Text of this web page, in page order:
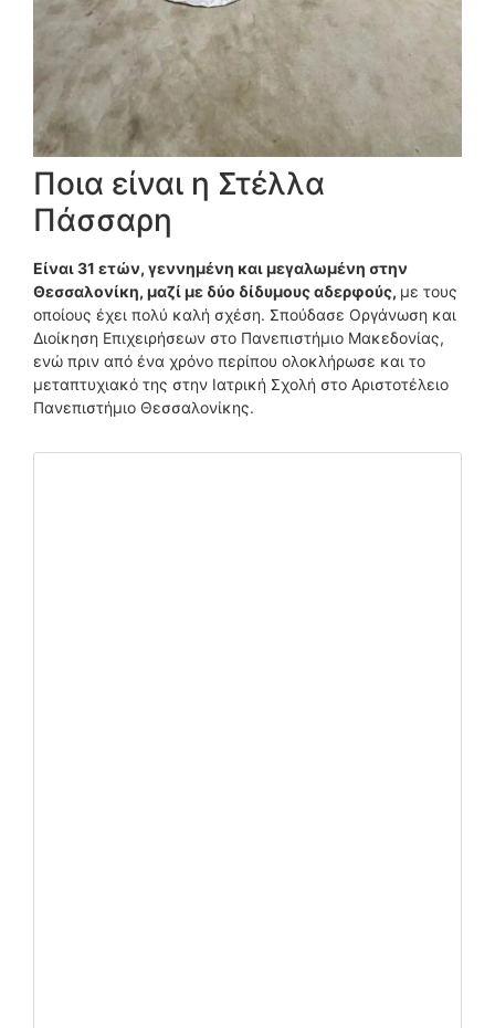
Ποια είναι η Στέλλα
Πάσσαρη
Είναι 31 ετών, γεννημένη και μεγαλωμένη στην
Θεσσαλονίκη, μαζί με δύο δίδυμους αδερφούς, με τους
οποίους έχει πολύ καλή σχέση. Σπούδασε Οργάνωση και
Διοίκηση Επιχειρήσεων στο Πανεπιστήμιο Μακεδονίας,
ενώ πριν από ένα χρόνο περίπου ολοκλήρωσε και το
μεταπτυχιακό της στην Ιατρική Σχολή στο Αριστοτέλειο
Πανεπιστήμιο Θεσσαλονίκης.